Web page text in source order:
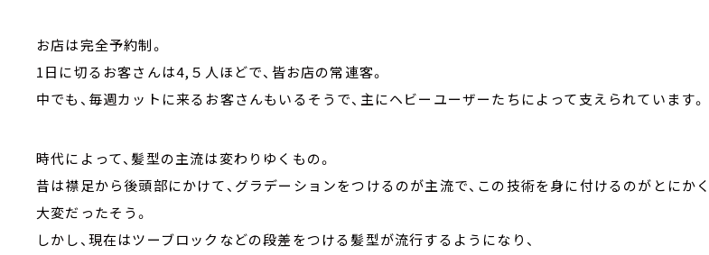
お店は完全予約制。
1日に切るお客さんは4,５人ほどで、皆お店の常連客。
中でも、毎週カットに来るお客さんもいるそうで、主にヘビーユーザーたちによって支えられています。
時代によって、髪型の主流は変わりゆくもの。
昔は襟足から後頭部にかけて、グラデーションをつけるのが主流で、この技術を身に付けるのがとにかく
大変だったそう。
しかし、現在はツーブロックなどの段差をつける髪型が流行するようになり、